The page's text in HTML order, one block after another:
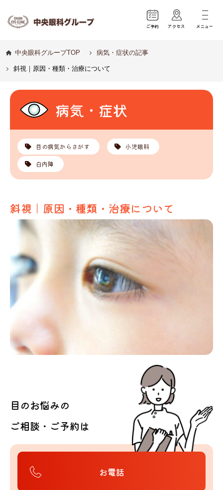
ご予約 アクセス メニュー
中央眼科グループTOP 病気・症状の記事
斜視｜原因・種類・治療について
病気・症状
目の病気からさがす 小児眼科
白内障
斜視｜原因・種類・治療について
目のお悩みの
ご相談・ご予約は
お電話